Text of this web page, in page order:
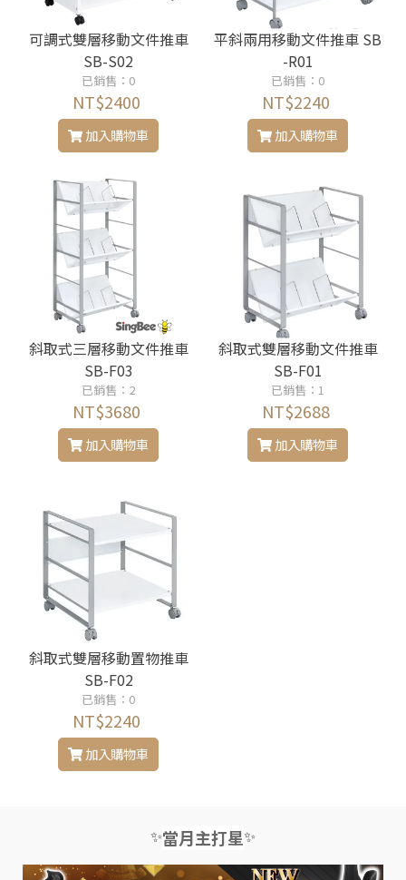
可調式雙層移動文件推車
SB-S02
已銷售：0
NT$2400
加入購物車
平斜兩用移動文件推車 SB
-R01
已銷售：0
NT$2240
加入購物車
斜取式三層移動文件推車
SB-F03
已銷售：2
NT$3680
加入購物車
斜取式雙層移動文件推車
SB-F01
已銷售：1
NT$2688
加入購物車
斜取式雙層移動置物推車
SB-F02
已銷售：0
NT$2240
加入購物車
✨當月主打星✨